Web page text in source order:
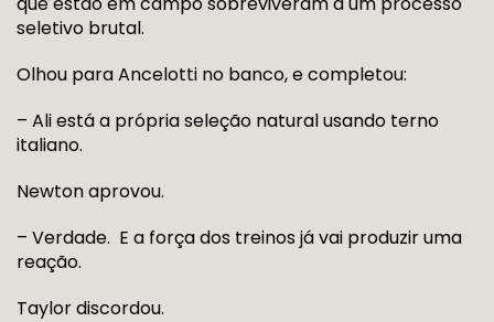
seletivo brutal.
Olhou para Ancelotti no banco, e completou:
– Ali está a própria seleção natural usando terno
italiano.
Newton aprovou.
– Verdade. E a força dos treinos já vai produzir uma
reação.
Taylor discordou.